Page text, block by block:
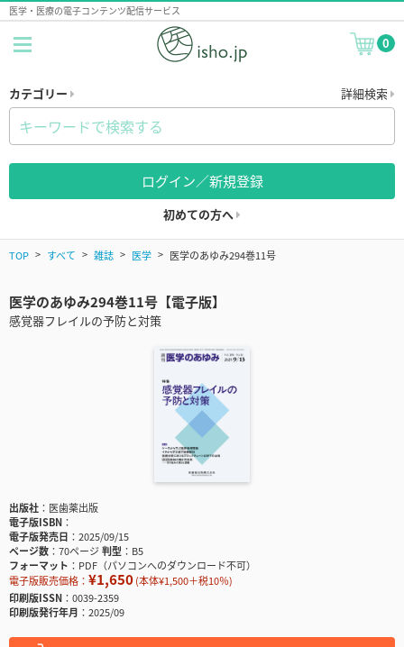
医学・医療の電子コンテンツ配信サービス
0
カテゴリー 詳細検索
ログイン／新規登録
初めての方へ
TOP すべて 雑誌 医学 医学のあゆみ294巻11号
医学のあゆみ294巻11号【電子版】
感覚器フレイルの予防と対策
出版社
医歯薬出版
電子版ISBN
電子版発売日
2025/09/15
ページ数
70ページ判型
B5
フォーマット
PDF（パソコンへのダウンロード不可）
電子版販売価格： ¥1,650(本体¥1,500＋税10％)
印刷版ISSN
0039-2359
印刷版発行年月
2025/09